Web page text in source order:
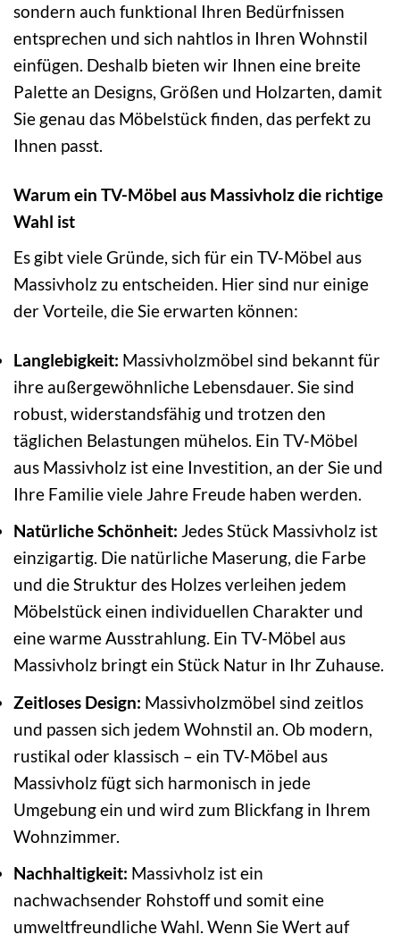
sondern auch funktional Ihren Bedürfnissen
entsprechen und sich nahtlos in Ihren Wohnstil
einfügen. Deshalb bieten wir Ihnen eine breite
Palette an Designs, Größen und Holzarten, damit
Sie genau das Möbelstück finden, das perfekt zu
Ihnen passt.
Warum ein TV-Möbel aus Massivholz die richtige
Wahl ist
Es gibt viele Gründe, sich für ein TV-Möbel aus
Massivholz zu entscheiden. Hier sind nur einige
der Vorteile, die Sie erwarten können:
Langlebigkeit: Massivholzmöbel sind bekannt für
ihre außergewöhnliche Lebensdauer. Sie sind
robust, widerstandsfähig und trotzen den
täglichen Belastungen mühelos. Ein TV-Möbel
aus Massivholz ist eine Investition, an der Sie und
Ihre Familie viele Jahre Freude haben werden.
Natürliche Schönheit: Jedes Stück Massivholz ist
einzigartig. Die natürliche Maserung, die Farbe
und die Struktur des Holzes verleihen jedem
Möbelstück einen individuellen Charakter und
eine warme Ausstrahlung. Ein TV-Möbel aus
Massivholz bringt ein Stück Natur in Ihr Zuhause.
Zeitloses Design: Massivholzmöbel sind zeitlos
und passen sich jedem Wohnstil an. Ob modern,
rustikal oder klassisch – ein TV-Möbel aus
Massivholz fügt sich harmonisch in jede
Umgebung ein und wird zum Blickfang in Ihrem
Wohnzimmer.
Nachhaltigkeit: Massivholz ist ein
nachwachsender Rohstoff und somit eine
umweltfreundliche Wahl. Wenn Sie Wert auf